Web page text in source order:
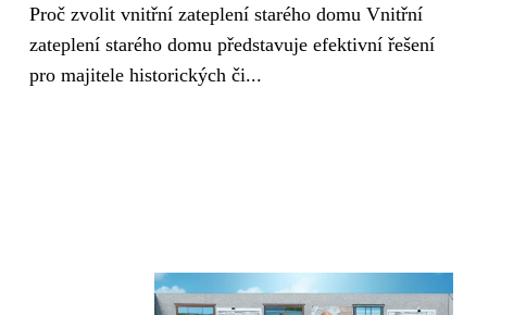
Proč zvolit vnitřní zateplení starého domu Vnitřní
zateplení starého domu představuje efektivní řešení
pro majitele historických či...